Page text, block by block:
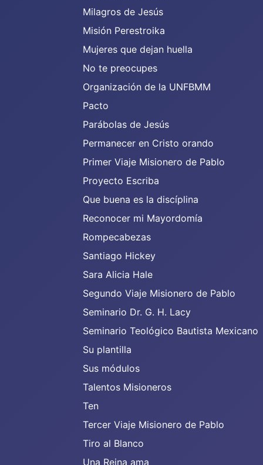
Milagros de Jesús
Misión Perestroika
Mujeres que dejan huella
No te preocupes
Organización de la UNFBMM
Pacto
Parábolas de Jesús
Permanecer en Cristo orando
Primer Viaje Misionero de Pablo
Proyecto Escriba
Que buena es la discíplina
Reconocer mi Mayordomía
Rompecabezas
Santiago Hickey
Sara Alicia Hale
Segundo Viaje Misionero de Pablo
Seminario Dr. G. H. Lacy
Seminario Teológico Bautista Mexicano
Su plantilla
Sus módulos
Talentos Misioneros
Ten
Tercer Viaje Misionero de Pablo
Tiro al Blanco
Una Reina ama